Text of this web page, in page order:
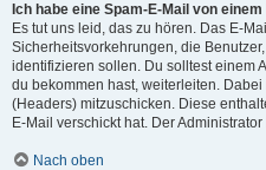
Ich habe eine Spam-E-Mail von
Es tut uns leid, das zu hören. Das E-
Sicherheitsvorkehrungen, die
identifizieren sollen. Du solltest einem
du bekommen hast, weiterleiten.
(Headers) mitzuschicken. Diese
E-Mail verschickt hat. Der
Nach oben